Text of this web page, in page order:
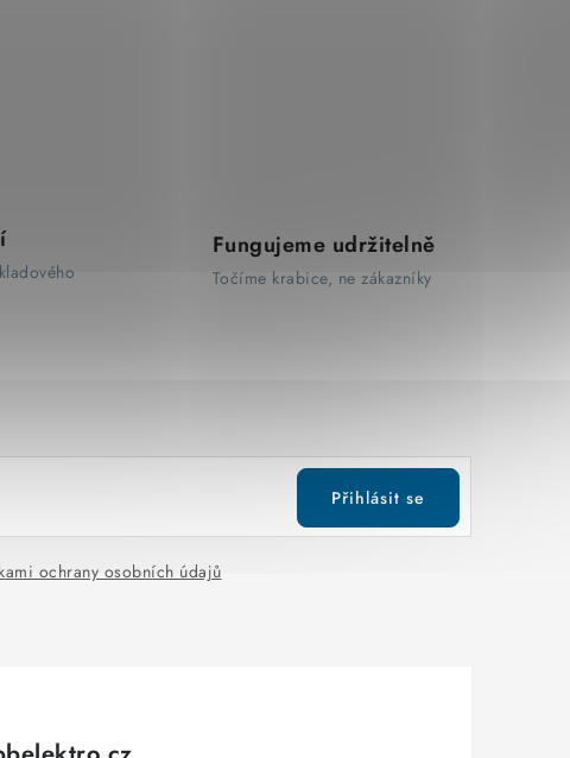
Fungujeme udržitelně
Točíme krabice, ne zákazníky
ochrany osobních údajů
Přihlásit se